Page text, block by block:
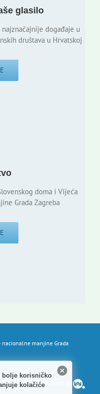
glasilo
događaje u
društava u Hrvatskoj
doma i Vijeća
Grada Zagreba
manjine Grada
Powered by
bolje korisničko
kolačiće